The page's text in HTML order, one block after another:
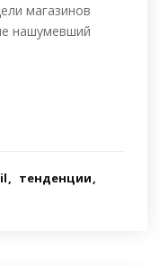
магазинов
нашумевший
тенденции